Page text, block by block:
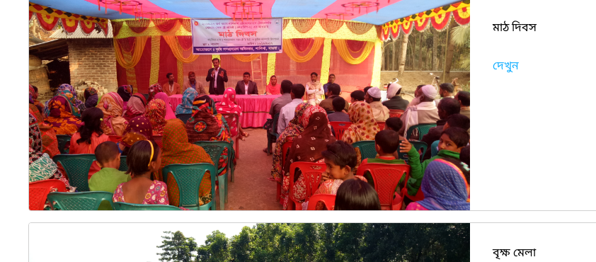
মাঠ দিবস
দেখুন
বৃক্ষ মেলা